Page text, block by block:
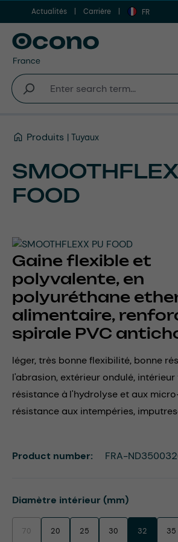
Aller au contenu principal
Actualités Carrière FR
Produits Tuyaux
FOOD
Gaine flexible et
polyvalente, en
polyuréthane
alimentaire,
spirale PVC
léger, très bonne flexibilité, bonne
l'abrasion, extérieur ondulé, intérieur
résistance à l'hydrolyse et aux
résistance aux intempéries,
Select
Diamètre intérieur (mm)
70(This option is currently unavailable.)
20 25 30 32 35
Product number: FRA-